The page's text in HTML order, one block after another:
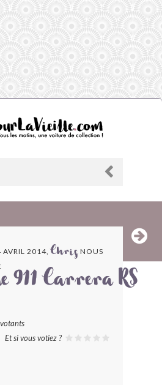
AVRIL 2014,Chris NOUS
911 Carrera RS
votants
Et si vous votiez ?